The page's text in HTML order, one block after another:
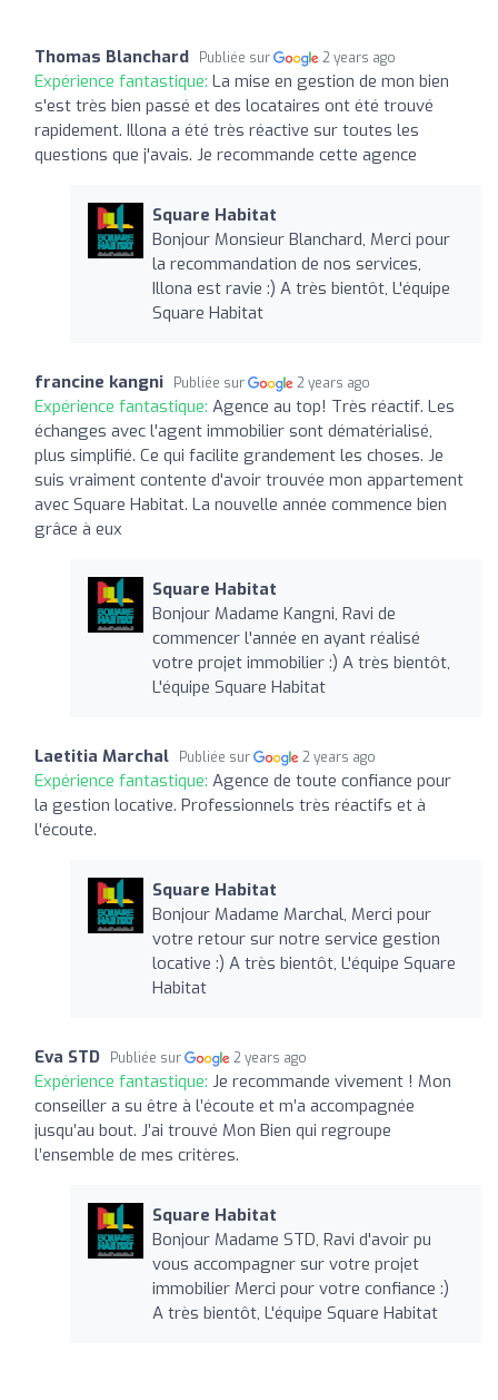
Thomas Blanchard Publiée sur 2 years ago
Expérience fantastique: La mise en gestion de mon bien
s'est très bien passé et des locataires ont été trouvé
rapidement. Illona a été très réactive sur toutes les
questions que j'avais. Je recommande cette agence
Square Habitat
Bonjour Monsieur Blanchard, Merci pour
la recommandation de nos services,
Illona est ravie :) A très bientôt, L'équipe
Square Habitat
francine kangni Publiée sur 2 years ago
Expérience fantastique: Agence au top! Très réactif. Les
échanges avec l'agent immobilier sont dématérialisé,
plus simplifié. Ce qui facilite grandement les choses. Je
suis vraiment contente d'avoir trouvée mon appartement
avec Square Habitat. La nouvelle année commence bien
grâce à eux
Square Habitat
Bonjour Madame Kangni, Ravi de
commencer l'année en ayant réalisé
votre projet immobilier :) A très bientôt,
L'équipe Square Habitat
Laetitia Marchal Publiée sur 2 years ago
Expérience fantastique: Agence de toute confiance pour
la gestion locative. Professionnels très réactifs et à
l'écoute.
Square Habitat
Bonjour Madame Marchal, Merci pour
votre retour sur notre service gestion
locative :) A très bientôt, L'équipe Square
Habitat
Eva STD Publiée sur 2 years ago
Expérience fantastique: Je recommande vivement ! Mon
conseiller a su être à l’écoute et m’a accompagnée
jusqu’au bout. J’ai trouvé Mon Bien qui regroupe
l’ensemble de mes critères.
Square Habitat
Bonjour Madame STD, Ravi d'avoir pu
vous accompagner sur votre projet
immobilier Merci pour votre confiance :)
A très bientôt, L'équipe Square Habitat